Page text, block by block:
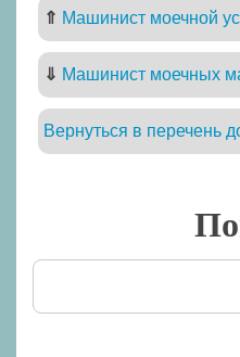
⇑ Машинист моечной
⇓ Машинист моечных
Вернуться в перечень